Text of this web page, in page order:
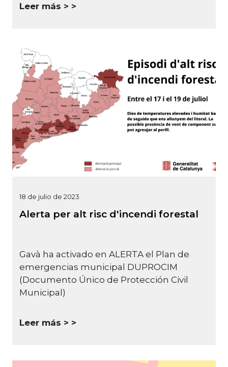
Leer más >
18 de julio de 2023
Alerta per alt risc d'incendi forestal
Gavà ha activado en ALERTA el Plan de
emergencias municipal DUPROCIM
(Documento Único de Protección Civil
Municipal)
Leer más >